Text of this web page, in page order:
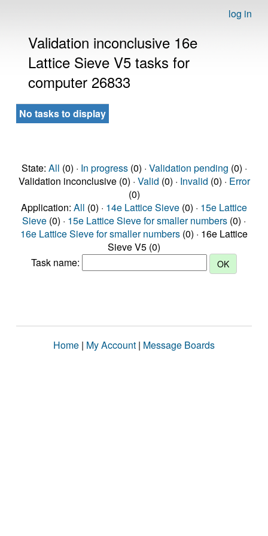
log in
Validation inconclusive 16e
Lattice Sieve V5 tasks for
computer 26833
No tasks to display
State: All (0) · In progress(0) · Validation pending (0) ·
Validation inconclusive (0) · Valid (0) · Invalid (0) · Error
(0)
Application: All (0) · 14e Lattice Sieve (0) · 15e Lattice
Sieve (0) · 15e Lattice Sieve for smaller numbers (0) ·
16e Lattice Sieve for smaller numbers (0) · 16e Lattice
Sieve V5 (0)
Task name:
Home | My Account | Message Boards